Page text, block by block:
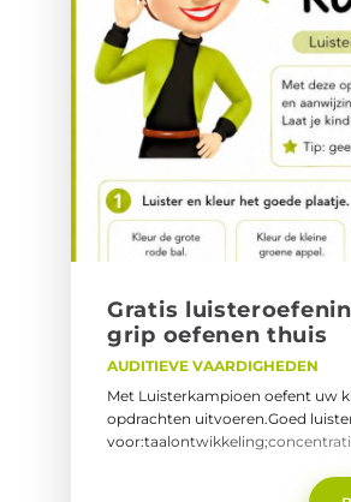
Gra­tis
grip oe­fe­nen thuis
AUDITIEVE VAARDIGHEDEN
Met Luisterkampioen oefent uw
opdrachten uitvoeren.Goed
vasthouden;luisteren naar